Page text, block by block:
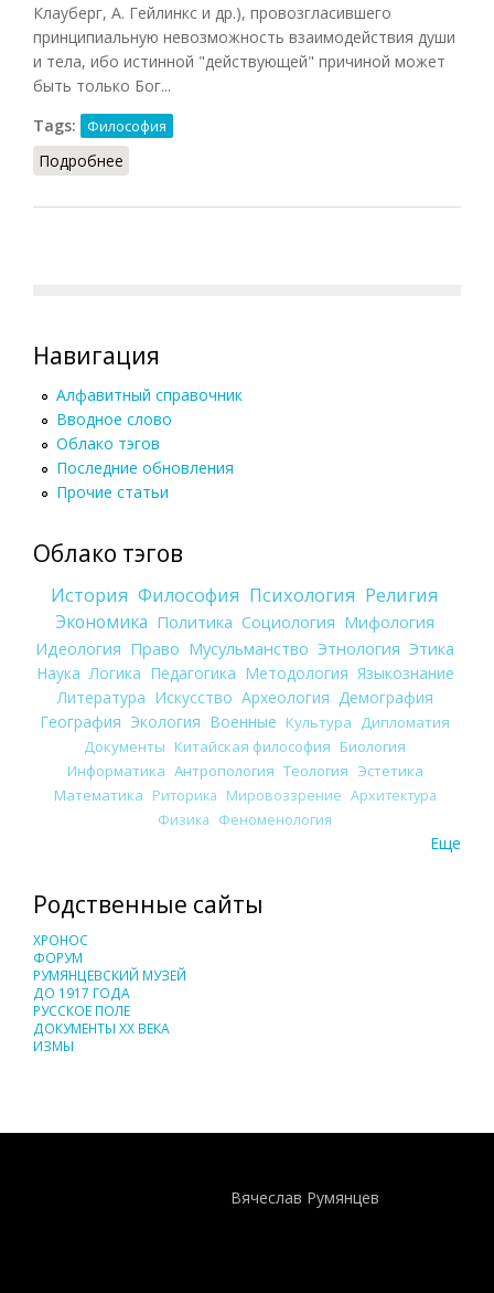
Клауберг, А. Гейлинкс и др.), провозгласившего
принципиальную невозможность взаимодействия души
и тела, ибо истинной "действующей" причиной может
быть только Бог...
Tags:
Философия
Подробнее
Навигация
Алфавитный справочник
Вводное слово
Облако тэгов
Последние обновления
Прочие статьи
Облако тэгов
История Философия Психология Религия
Экономика Политика Социология Мифология
Идеология Право Мусульманство Этнология Этика
Наука Логика Педагогика Методология Языкознание
Литература Искусство Археология Демография
География Экология Военные Культура
Дипломатия
Документы Китайская философия Биология
Информатика Антропология Теология Эстетика
Математика Риторика Мировоззрение Архитектура
Физика Феноменология
Еще
Родственные сайты
ХРОНОС
ФОРУМ
РУМЯНЦЕВСКИЙ МУЗЕЙ
ДО 1917 ГОДА
РУССКОЕ ПОЛЕ
ДОКУМЕНТЫ XX ВЕКА
ИЗМЫ
Вячеслав Румянцев